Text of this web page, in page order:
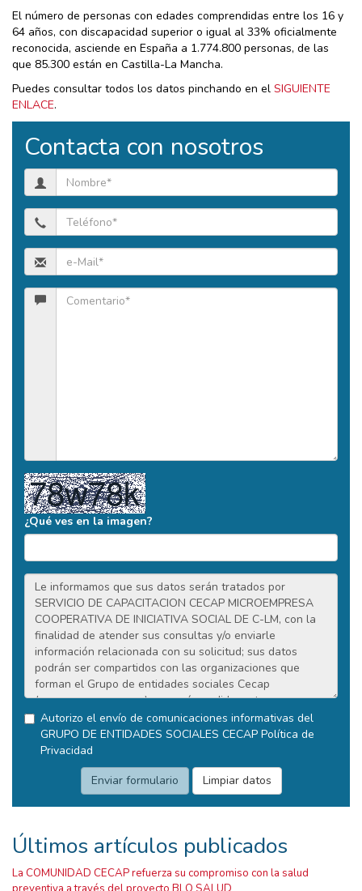
El número de personas con edades comprendidas entre los 16 y
64 años, con discapacidad superior o igual al 33% oficialmente
reconocida, asciende en España a 1.774.800 personas, de las
que 85.300 están en Castilla-La Mancha.
Puedes consultar todos los datos pinchando en el SIGUIENTE
ENLACE.
Contacta con nosotros
¿Qué ves en la imagen?
Autorizo el envío de comunicaciones informativas del
GRUPO DE ENTIDADES SOCIALES CECAP Política de
Privacidad
Últimos artículos publicados
La COMUNIDAD CECAP refuerza su compromiso con la salud